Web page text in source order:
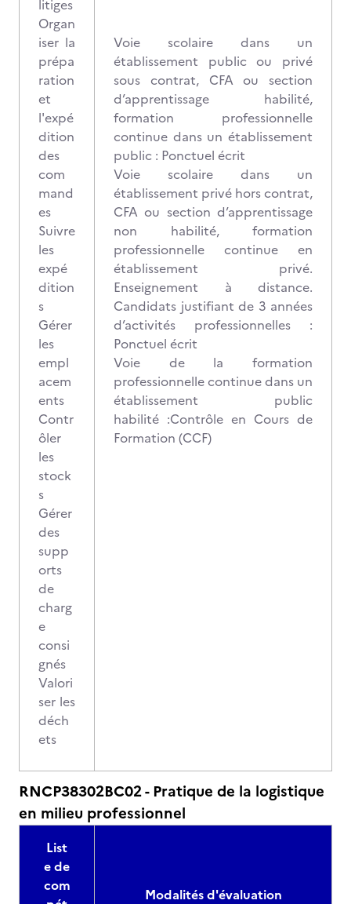
litiges
Organ
iser la
prépa
ration
et
l'expé
dition
des
com
mand
es
Suivre
les
expé
dition
s
Gérer
les
empl
acem
ents
Contr
ôler
les
stock
s
Gérer
des
supp
orts
de
charg
e
consi
gnés
Valori
ser les
déch
ets
Voie scolaire dans un
établissement public ou privé
sous contrat, CFA ou section
d’apprentissage habilité,
formation professionnelle
continue dans un établissement
public : Ponctuel écrit
Voie scolaire dans un
établissement privé hors contrat,
CFA ou section d’apprentissage
non habilité, formation
professionnelle continue en
établissement privé.
Enseignement à distance.
Candidats justifiant de 3 années
d’activités professionnelles :
Ponctuel écrit
Voie de la formation
professionnelle continue dans un
établissement public
habilité :Contrôle en Cours de
Formation (CCF)
RNCP38302BC02 - Pratique de la logistique
en milieu professionnel
List
e de
com
Modalités d'évaluation